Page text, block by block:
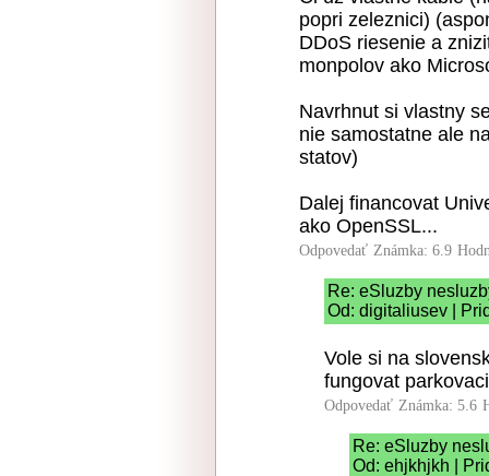
popri zeleznici)
DDoS riesenie a
monpolov ako
Navrhnut si vlastny
nie samostatne ale
statov)
Dalej financovat
ako OpenSSL...
Odpovedať Známka: 6.9
Re: eSluzby
Od: digitaliusev |
Vole si na
fungovat
Odpovedať Známka: 5.6
Re: eSluzby
Od: ehjkhjkh |